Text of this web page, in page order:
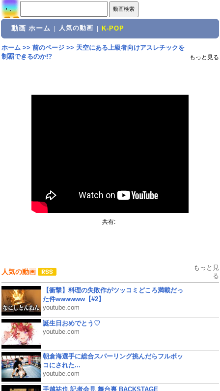
動画 ホーム 人気の動画 K-POP
ホーム>> 前のページ>> 天空にある上級者向けアスレチックを
制覇できるのか!?
もっと見る
共有:
人気の動画
もっと見
る
【衝撃】料理の失敗作がツッコミどころ満載だっ
た件wwwwww【#2】
youtube.com
誕生日おめでとう♡
youtube.com
朝倉海選手に総合スパーリング挑んだらフルボッ
コにされた...
youtube.com
手越祐也 記者会見 舞台裏 BACKSTAGE